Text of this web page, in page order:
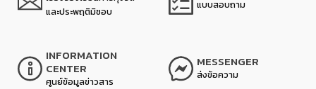
และประพฤติมิชอบ
แบบสอบถาม
INFORMATION
CENTER
ศูนย์ข้อมูลข่าวสาร
MESSENGER
ส่งข้อความ